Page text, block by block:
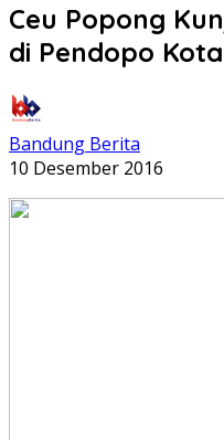
Ceu Popong
di Pendopo
Bandung Berita
10 Desember 2016